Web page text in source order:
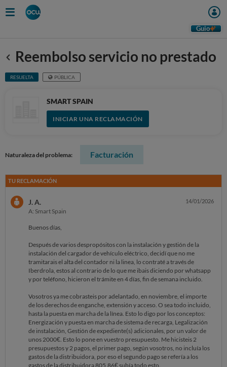
Guio
Anterior
Reembolso servicio no prestado
RESUELTA PÚBLICA
SMART SPAIN
INICIAR UNA RECLAMACIÓN
Naturaleza del problema: Facturación
TU RECLAMACIÓN
J. A.
A: Smart Spain
14/01/2026
Buenos días,
Después de varios despropósitos con la instalación y gestión de la
instalación del cargador de vehículo eléctrico, decidí que no me
tramitarais el alta del contador ni la linea, lo contraté a través de
Iberdrola, estos al contrario de lo que me ibais diciendo por whatsapp
y por teléfono, hicieron el trámite en 4 días, fin de semana incluido.
Vosotros ya me cobrasteis por adelantado, en noviembre, el importe
de los derechos de enganche, extensión y acceso. O sea todo incluido,
hasta la puesta en marcha de la línea. Esto lo digo por los conceptos:
Energización y puesta en marcha de sistema de recarga, Legalización
de instalación, Gestión de expediente(s) adicionales, por un valor de
unos 2000€. Esto lo pone en vuestro presupuesto. Me hicisteis 2
presupuestos y 2 pagos, el primer pago, según vosotros, no incluía los
gastos de la distribuidora, por eso el segundo pago se refería a los
gastos de la distribuidora 805,86€ subía todo esto.